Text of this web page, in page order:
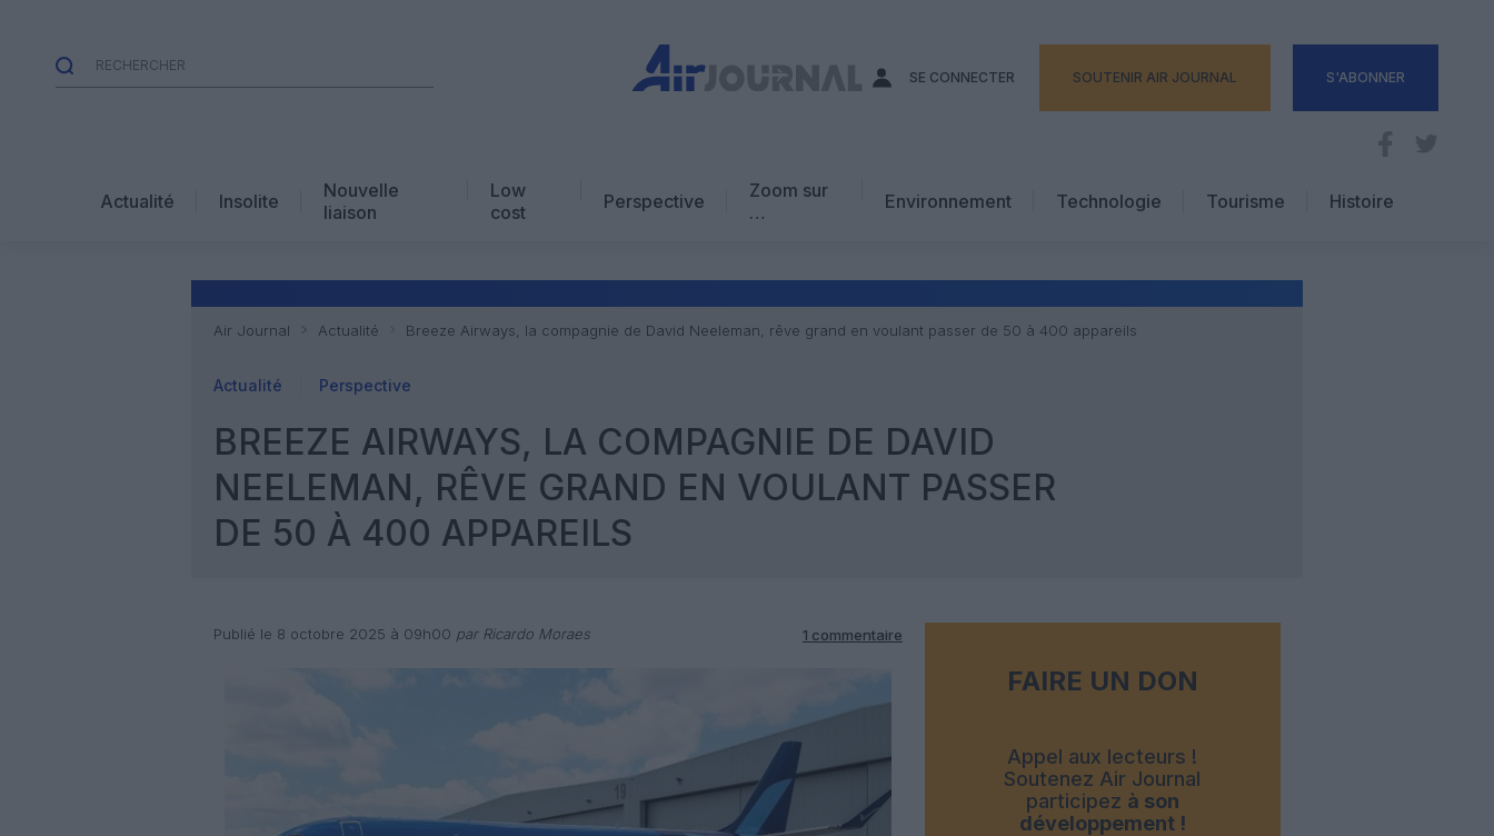
SE CONNECTER SOUTENIR AIR JOURNAL S'ABONNER
Actualité Insolite
Nouvelle
liaison
Low
cost
Perspective
Zoom sur
…
Avis d’expert
Environnement Technologie
Tourisme
Hôtellerie
Histoire
Air Journal Actualité Breeze Airways, la compagnie de David Neeleman, rêve grand en voulant passer de 50 à 400 appareils
Actualité Perspective
BREEZE AIRWAYS, LA COMPAGNIE DE DAVID
NEELEMAN, RÊVE GRAND EN VOULANT PASSER
DE 50 À 400 APPAREILS
Publié le 8 octobre 2025 à 09h00 par Ricardo Moraes 1 commentaire
FAIRE UN DON
Appel aux lecteurs !
Soutenez Air Journal
participez à son
développement !